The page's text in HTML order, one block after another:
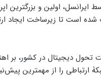
کیلومتر فیبرنوری، توسط ایرانسل، اولین
است تا زیرساخت ایجاد
دیجیتال در کشور، بر
را از مهمترین